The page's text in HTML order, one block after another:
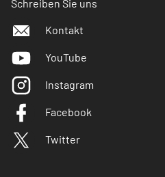
Schreiben Sie uns
Kontakt
YouTube
Instagram
Facebook
Twitter